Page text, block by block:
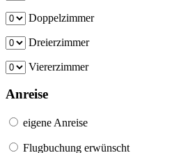
Doppelzimmer
Dreierzimmer
Viererzimmer
Anreise
eigene Anreise
Flugbuchung erwünscht